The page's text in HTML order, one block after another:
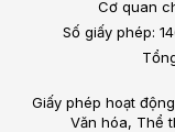
Cơ quan
Số giấy phép:
Giấy phép hoạt
Văn hóa, Thể